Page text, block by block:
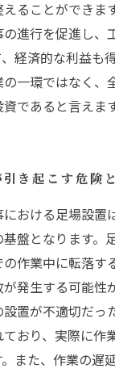
ることができま
進行を促進し、
経済的な利益も
一環ではなく、
であると言えます
き起こす危険
おける足場設置
盤となります。
作業中に転落す
発生する可能性
置が不適切だっ
おり、実際に作
また、作業の遅